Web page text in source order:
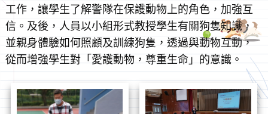
工作，讓學生了解警隊在保護動物上的角色，加強互
信。及後，人員以小組形式教授學生有關狗隻知識，
並親身體驗如何照顧及訓練狗隻，透過與動物互動，
從而增強學生對「愛護動物，尊重生命」的意識。